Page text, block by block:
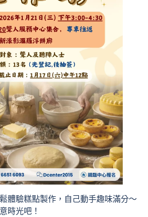
體驗糕點製作，自己動手趣味滿分～
時光吧！